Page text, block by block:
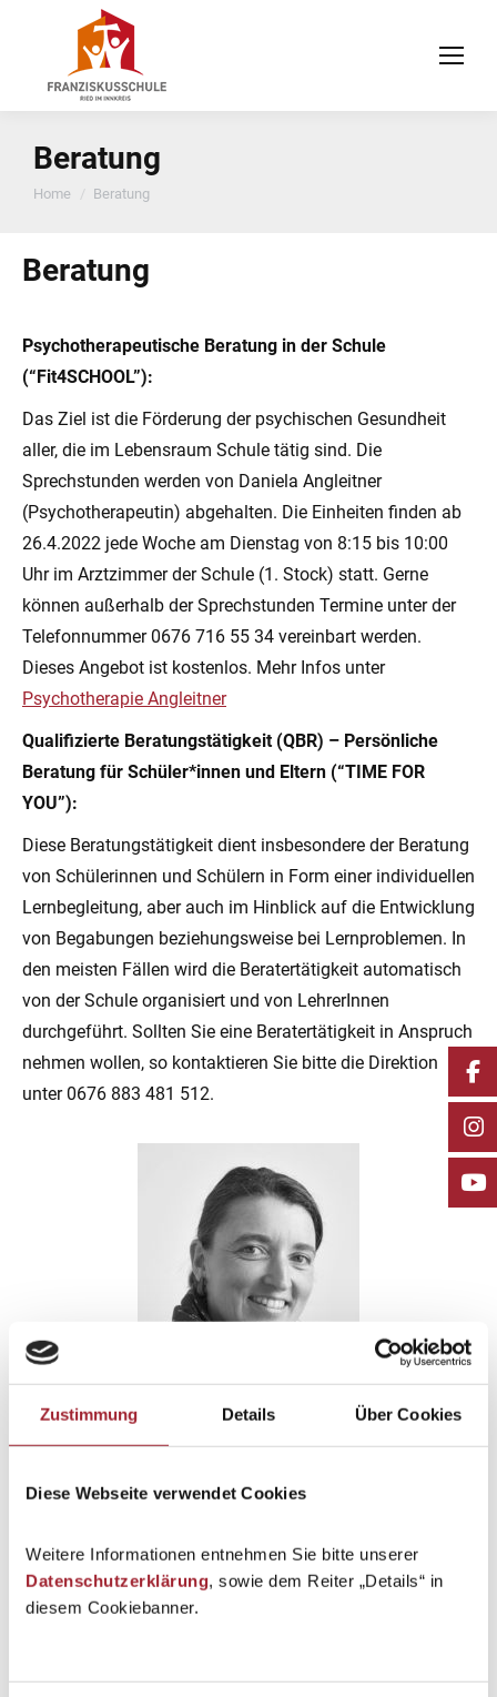
Zustimmung Details Über Cookies
Diese Webseite verwendet Cookies
Weitere Informationen entnehmen Sie bitte unserer
Datenschutzerklärung, sowie dem Reiter „Details“ in
diesem Cookiebanner.
Beratung
You are here:
Home Beratung
Beratung
Psychotherapeutische Beratung in der Schule
(“Fit4SCHOOL”):
Das Ziel ist die Förderung der psychischen Gesundheit
aller, die im Lebensraum Schule tätig sind. Die
Sprechstunden werden von Daniela Angleitner
(Psychotherapeutin) abgehalten. Die Einheiten finden ab
26.4.2022 jede Woche am Dienstag von 8:15 bis 10:00
Uhr im Arztzimmer der Schule (1. Stock) statt. Gerne
können außerhalb der Sprechstunden Termine unter der
Telefonnummer 0676 716 55 34 vereinbart werden.
Dieses Angebot ist kostenlos. Mehr Infos unter
Psychotherapie Angleitner
Qualifizierte Beratungstätigkeit (QBR) – Persönliche
Beratung für Schüler*innen und Eltern (“TIME FOR
YOU”):
Diese Beratungstätigkeit dient insbesondere der Beratung
von Schülerinnen und Schülern in Form einer individuellen
Lernbegleitung, aber auch im Hinblick auf die Entwicklung
von Begabungen beziehungsweise bei Lernproblemen. In
den meisten Fällen wird die Beratertätigkeit automatisch
von der Schule organisiert und von LehrerInnen
durchgeführt. Sollten Sie eine Beratertätigkeit in Anspruch
nehmen wollen, so kontaktieren Sie bitte die Direktion
unter 0676 883 481 512.
Psychotherapeutin Daniela Angleitner